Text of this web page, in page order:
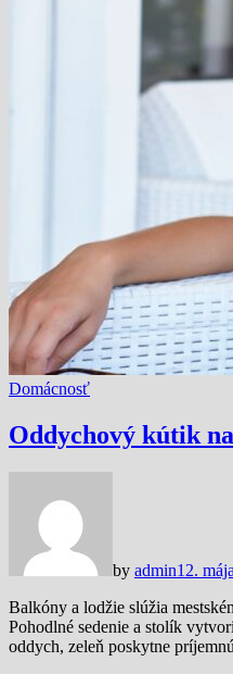
Domácnosť
Oddychový kútik
by admin12.
Balkóny a lodžie slúžia
Pohodlné sedenie a stolík
oddych, zeleň poskytne